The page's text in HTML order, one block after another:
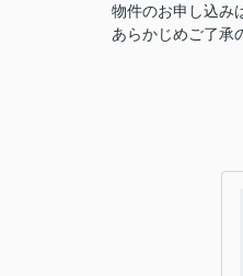
物件のお申し込み
あらかじめご了承